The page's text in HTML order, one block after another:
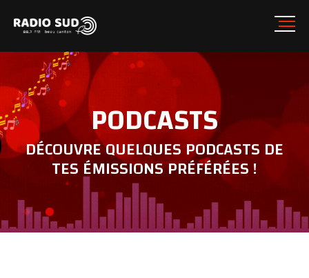
PODCASTS
DÉCOUVRE QUELQUES PODCASTS DE
TES ÉMISSIONS PRÉFÉRÉES !